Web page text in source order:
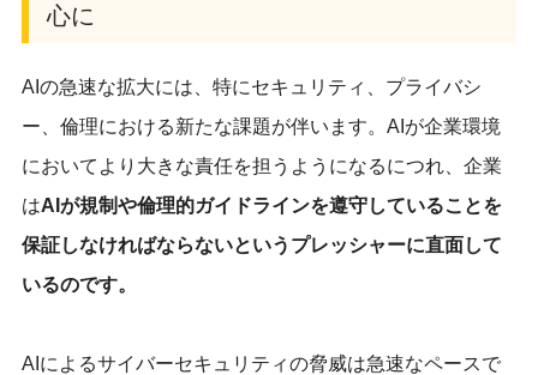
心に
AIの急速な拡大には、特にセキュリティ、プライバシ
ー、倫理における新たな課題が伴います。AIが企業環境
においてより大きな責任を担うようになるにつれ、企業
はAIが規制や倫理的ガイドラインを遵守していることを
保証しなければならないというプレッシャーに直面して
いるのです。
AIによるサイバーセキュリティの脅威は急速なペースで